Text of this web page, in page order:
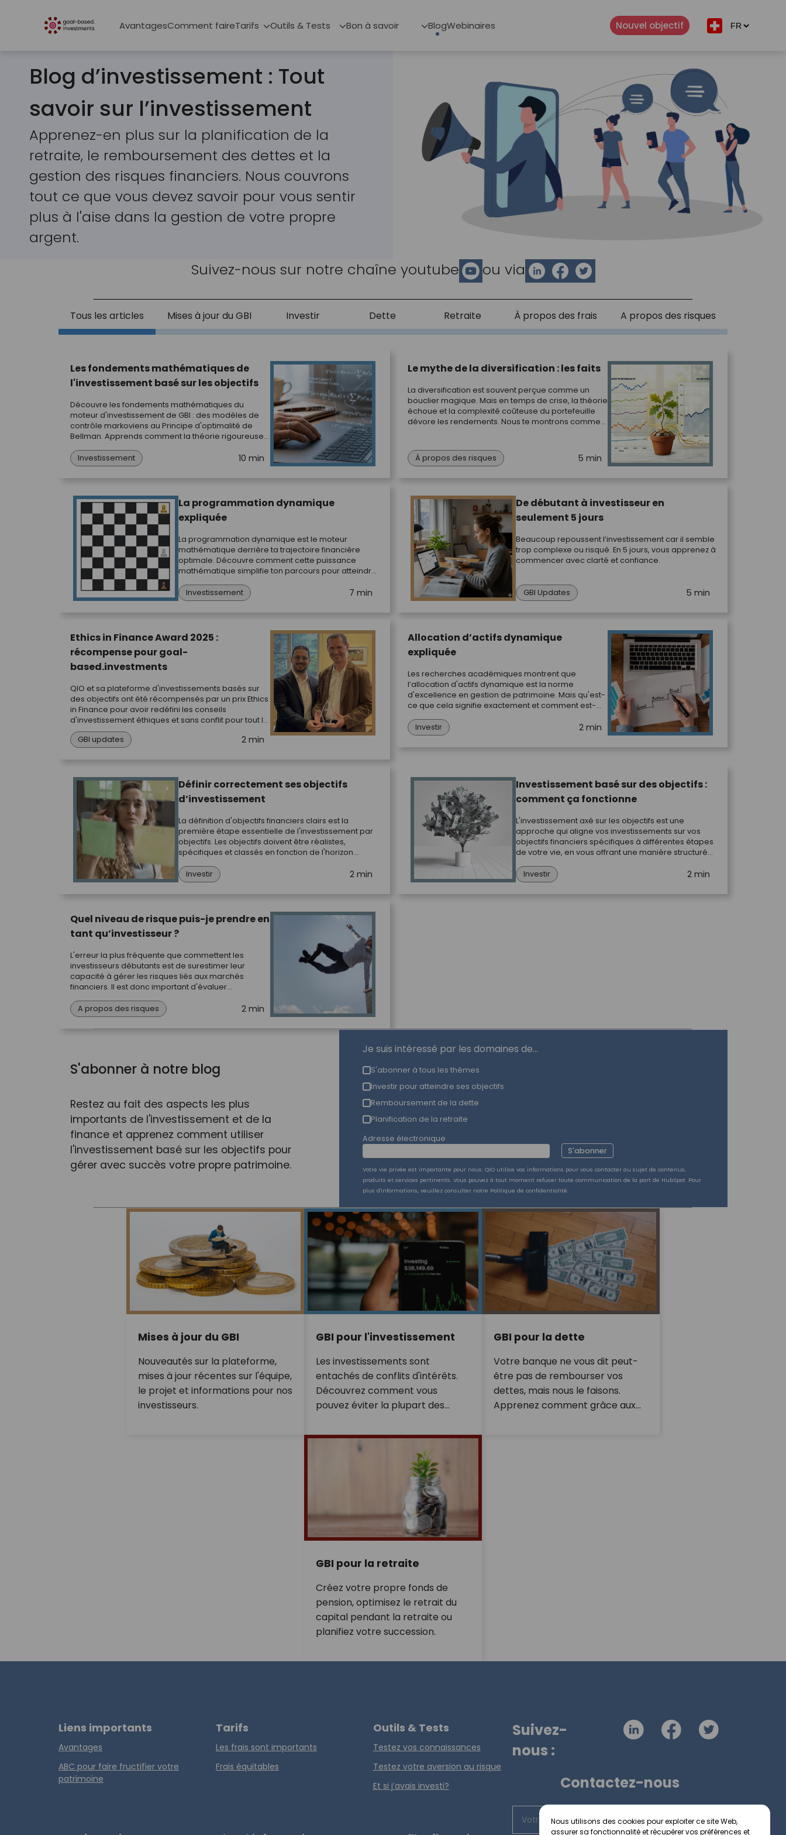
AvantagesComment faireTarifs Outils & Tests Bon à savoir BlogWebinaires Nouvel objectif
Blog d’investissement : Tout
savoir sur l’investissement
Apprenez-en plus sur la planification de la
retraite, le remboursement des dettes et la
gestion des risques financiers. Nous couvrons
tout ce que vous devez savoir pour vous sentir
plus à l'aise dans la gestion de votre propre
argent.
Suivez-nous sur notre chaîne youtube
ou via
Tous les articles Mises à jour du GBI Investir Dette Retraite À propos des frais A propos des risques
Les fondements mathématiques de
l'investissement basé sur les objectifs
Découvre les fondements mathématiques du
moteur d'investissement de GBI : des modèles de
contrôle markoviens au Principe d'optimalité de
Bellman. Apprends comment la théorie rigoureuse
directement en stratégies de portefeuille optimales.
Investissement 10 min
Le mythe de la diversification : les faits
La diversification est souvent perçue comme un
bouclier magique. Mais en temps de crise, la théorie
échoue et la complexité coûteuse du portefeuille
dévore les rendements. Nous te montrons comment
À propos des risques 5 min
La programmation dynamique
expliquée
La programmation dynamique est le moteur
mathématique derrière ta trajectoire financière
optimale. Découvre comment cette puissance
mathématique simplifie ton parcours pour atteindre
Investissement
7 min
De débutant à investisseur en
seulement 5 jours
Beaucoup repoussent l’investissement car il semble
trop complexe ou risqué. En 5 jours, vous apprenez à
commencer avec clarté et confiance.
GBI Updates 5 min
Ethics in Finance Award 2025 :
récompense pour goal-
based.investments
QIO et sa plateforme d'investissements basés sur
des objectifs ont été récompensés par un prix Ethics
in Finance pour avoir redéfini les conseils
d'investissement éthiques et sans conflit pour tout le
monde.
GBI updates
2 min
Allocation d’actifs dynamique
expliquée
Les recherches académiques montrent que
l’allocation d'actifs dynamique est la norme
d'excellence en gestion de patrimoine. Mais qu'est-
ce que cela signifie exactement et comment est-
Investir
2 min
Définir correctement ses objectifs
d’investissement
La définition d'objectifs financiers clairs est la
première étape essentielle de l'investissement par
objectifs. Les objectifs doivent être réalistes,
spécifiques et classés en fonction de l'horizon
Investir
2 min
Investissement basé sur des objectifs :
comment ça fonctionne
L'investissement axé sur les objectifs est une
approche qui aligne vos investissements sur vos
objectifs financiers spécifiques à différentes étapes
de votre vie, en vous offrant une manière structurée
importants.
Investir 2 min
Quel niveau de risque puis-je prendre en
tant qu’investisseur ?
L'erreur la plus fréquente que commettent les
investisseurs débutants est de surestimer leur
capacité à gérer les risques liés aux marchés
financiers. Il est donc important d'évaluer
A propos des risques
2 min
S'abonner à notre blog
Restez au fait des aspects les plus
importants de l'investissement et de la
finance et apprenez comment utiliser
l'investissement basé sur les objectifs pour
gérer avec succès votre propre patrimoine.
Je suis intéressé par les domaines de...
S'abonner à tous les thèmes
Investir pour atteindre ses objectifs
Remboursement de la dette
Planification de la retraite
Adresse électronique
S'abonner
Votre vie privée est importante pour nous. QIO utilise vos informations pour vous contacter au sujet de contenus,
produits et services pertinents. Vous pouvez à tout moment refuser toute communication de la part de HubSpot. Pour
plus d'informations, veuillez consulter notre Politique de confidentialité.
Mises à jour du GBI
Nouveautés sur la plateforme,
mises à jour récentes sur l'équipe,
le projet et informations pour nos
investisseurs.
GBI pour l'investissement
Les investissements sont
entachés de conflits d'intérêts.
Découvrez comment vous
pouvez éviter la plupart des
avec succès.
GBI pour la dette
Votre banque ne vous dit peut-
être pas de rembourser vos
dettes, mais nous le faisons.
Apprenez comment grâce aux
GBI pour la retraite
Créez votre propre fonds de
pension, optimisez le retrait du
capital pendant la retraite ou
planifiez votre succession.
Liens importants
Avantages
ABC pour faire fructifier votre
patrimoine
Tarifs
Les frais sont importants
Frais équitables
Outils & Tests
Testez vos connaissances
Testez votre aversion au risque
Et si j’avais investi?
Suivez-
nous :
Contactez-nous
Nous utilisons des cookies pour exploiter ce site Web,
assurer sa fonctionnalité et récupérer vos préférences et